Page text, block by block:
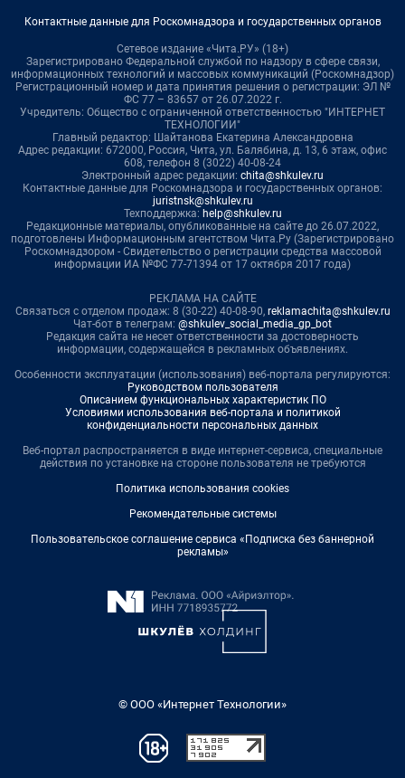
Контактные данные для Роскомнадзора и государственных органов
Сетевое издание «Чита.РУ» (18+)
Зарегистрировано Федеральной службой по надзору в сфере связи,
информационных технологий и массовых коммуникаций (Роскомнадзор)
Регистрационный номер и дата принятия решения о регистрации: ЭЛ №
ФС 77 – 83657 от 26.07.2022 г.
Учредитель: Общество с ограниченной ответственностью "ИНТЕРНЕТ
ТЕХНОЛОГИИ"
Главный редактор: Шайтанова Екатерина Александровна
Адрес редакции: 672000, Россия, Чита, ул. Балябина, д. 13, 6 этаж, офис
608, телефон 8 (3022) 40-08-24
Электронный адрес редакции: chita@shkulev.ru
Контактные данные для Роскомнадзора и государственных органов:
juristnsk@shkulev.ru
Техподдержка: help@shkulev.ru
Редакционные материалы, опубликованные на сайте до 26.07.2022,
подготовлены Информационным агентством Чита.Ру (Зарегистрировано
Роскомнадзором - Свидетельство о регистрации средства массовой
информации ИА №ФС 77-71394 от 17 октября 2017 года)
РЕКЛАМА НА САЙТЕ
Связаться с отделом продаж: 8 (30-22) 40-08-90, reklamachita@shkulev.ru
Чат-бот в телеграм: @shkulev_social_media_gp_bot
Редакция сайта не несет ответственности за достоверность
информации, содержащейся в рекламных объявлениях.
Особенности эксплуатации (использования) веб-портала регулируются:
Руководством пользователя
Описанием функциональных характеристик ПО
Условиями использования веб-портала и политикой
конфиденциальности персональных данных
Веб-портал распространяется в виде интернет-сервиса, специальные
действия по установке на стороне пользователя не требуются
Политика использования cookies
Рекомендательные системы
Пользовательское соглашение сервиса «Подписка без баннерной
рекламы»
© ООО «Интернет Технологии»